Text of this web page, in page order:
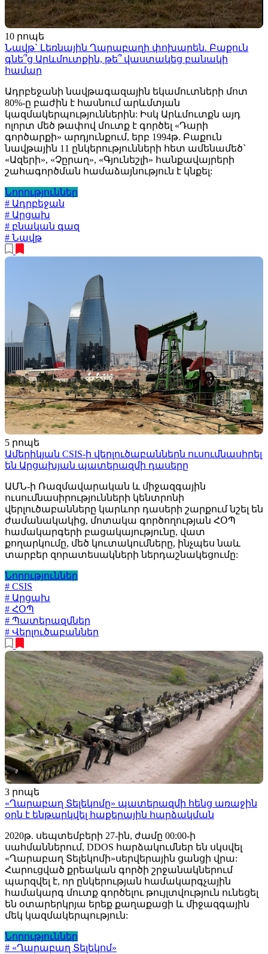
10 րոպե
Նավթ` Լեռնային Ղարաբաղի փոխարեն. Բաքուն
գնե՞ց Արևմուտքին, թե՞ վաստակեց բանակի
համար
Ադրբեջանի նավթագազային եկամուտների մոտ
80%-ը բաժին է հասնում արևմտյան
կազմակերպություններին: Իսկ Արևմուտքն այդ
ոլորտ մեծ թափով մուտք է գործել «Դարի
գործարքի» արդյունքում, երբ 1994թ. Բաքուն
նավթային 11 ընկերությունների հետ ամենամեծ`
«Ազերի», «Չըրաղ», «Գյունեշլի» հանքավայրերի
շահագործման համաձայնություն է կնքել:
Նորություններ
# Ադրբեջան
# Արցախ
# բնական գազ
# Նավթ
5 րոպե
Ամերիկյան CSIS-ի վերլուծաբաններն ուսումնասիրել
են Արցախյան պատերազմի դասերը
ԱՄՆ-ի Ռազմավարական և միջազգային
ուսումնասիրությունների կենտրոնի
վերլուծաբանները կարևոր դասերի շարքում նշել են
ժամանակակից, մոտակա գործողության ՀՕՊ
համակարգերի բացակայությունը, վատ
քողարկումը, մեծ կուտակումները, ինչպես նաև
տարբեր զորատեսակների ներդաշնակեցումը:
Նորություններ
# CSIS
# Արցախ
# ՀՕՊ
# Պատերազմներ
# Վերլուծաբաններ
3 րոպե
«Ղարաբաղ Տելեկոմը» պատերազմի հենց առաջին
օրն է ենթարկվել հաքերային հարձակման
2020թ. սեպտեմբերի 27-ին, ժամը 00:00-ի
սահմաններում, DDOS հարձակումներ են սկսվել
«Ղարաբաղ Տելեկոմի»սերվերային ցանցի վրա:
Հարուցված քրեական գործի շրջանակներում
պարզվել է, որ ընկերության համակարգչային
համակարգ մուտք գործելու թույլտվություն ունեցել
են օտարերկրյա երեք քաղաքացի և միջազգային
մեկ կազմակերպություն:
Նորություններ
# «Ղարաբաղ Տելեկոմ»